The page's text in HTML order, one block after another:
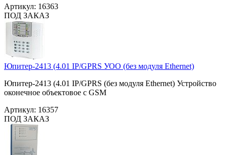
Артикул: 16363
ПОД ЗАКАЗ
Юпитер-2413 (4.01 IP/GPRS УОО (без модуля Ethernet)
Юпитер-2413 (4.01 IP/GPRS (без модуля Ethernet) Устройство
оконечное объектовое с GSM
Артикул: 16357
ПОД ЗАКАЗ